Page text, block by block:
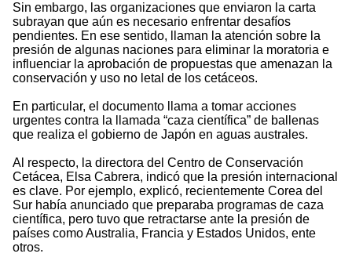
Sin embargo, las organizaciones que enviaron la carta
subrayan que aún es necesario enfrentar desafíos
pendientes. En ese sentido, llaman la atención sobre la
presión de algunas naciones para eliminar la moratoria e
influenciar la aprobación de propuestas que amenazan la
conservación y uso no letal de los cetáceos.
En particular, el documento llama a tomar acciones
urgentes contra la llamada “caza científica” de ballenas
que realiza el gobierno de Japón en aguas australes.
Al respecto, la directora del Centro de Conservación
Cetácea, Elsa Cabrera, indicó que la presión internacional
es clave. Por ejemplo, explicó, recientemente Corea del
Sur había anunciado que preparaba programas de caza
científica, pero tuvo que retractarse ante la presión de
países como Australia, Francia y Estados Unidos, ente
otros.